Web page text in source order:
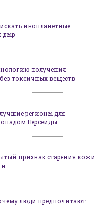
инопланетные
дыр
получения
токсичных веществ
регионы для
Персеиды
признак старения кожи
люди предпочитают